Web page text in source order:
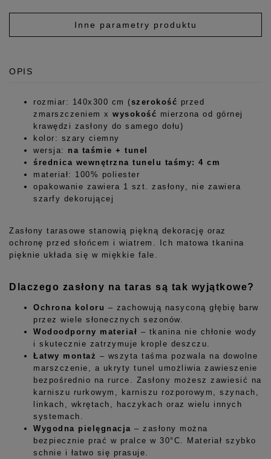
Inne parametry produktu
OPIS
rozmiar: 140x300 cm (szerokość przed
zmarszczeniem x wysokość mierzona od górnej
krawędzi zasłony do samego dołu)
kolor: szary ciemny
wersja: na taśmie + tunel
średnica wewnętrzna tunelu taśmy: 4 cm
materiał: 100% poliester
opakowanie zawiera 1 szt. zasłony, nie zawiera
szarfy dekorującej
Zasłony tarasowe stanowią piękną dekorację oraz
ochronę przed słońcem i wiatrem. Ich matowa tkanina
pięknie układa się w miękkie fale.
Dlaczego zasłony na taras są tak wyjątkowe?
Ochrona koloru – zachowują nasyconą głębię barw
przez wiele słonecznych sezonów.
Wodoodporny materiał – tkanina nie chłonie wody
i skutecznie zatrzymuje krople deszczu.
Łatwy montaż – wszyta taśma pozwala na dowolne
marszczenie, a ukryty tunel umożliwia zawieszenie
bezpośrednio na rurce. Zasłony możesz zawiesić na
karniszu rurkowym, karniszu rozporowym, szynach,
linkach, wkrętach, haczykach oraz wielu innych
systemach.
Wygodna pielęgnacja – zasłony można
bezpiecznie prać w pralce w 30°C. Materiał szybko
schnie i łatwo się prasuje.